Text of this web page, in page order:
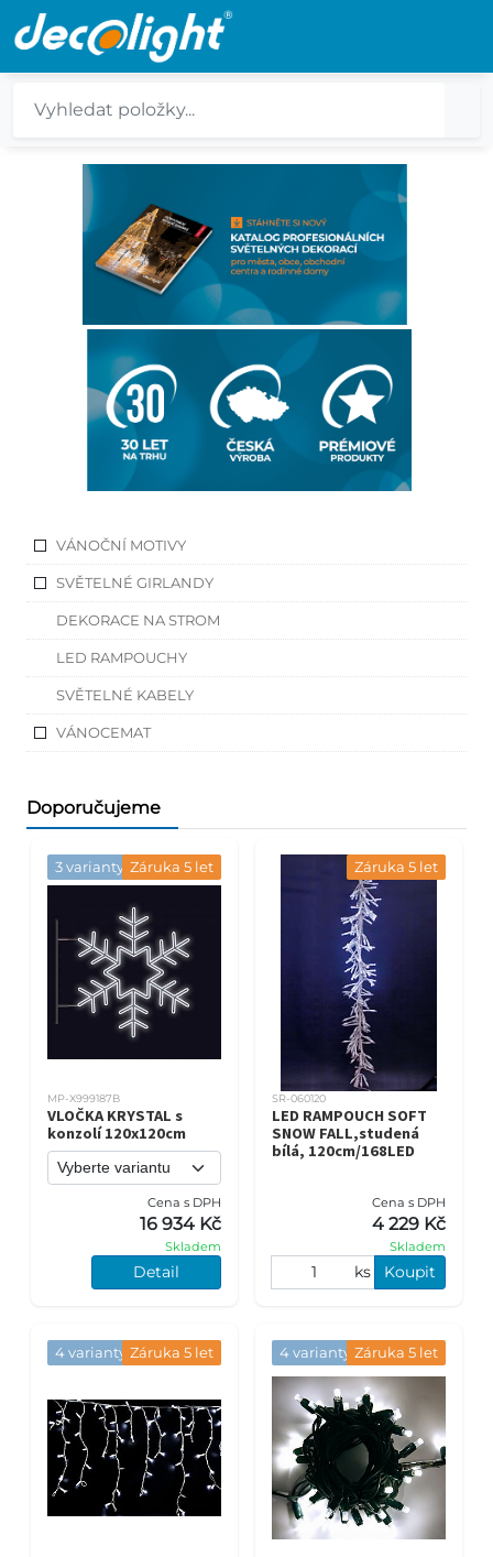
VÁNOČNÍ MOTIVY
SVĚTELNÉ GIRLANDY
DEKORACE NA STROM
LED RAMPOUCHY
SVĚTELNÉ KABELY
VÁNOCEMAT
Doporučujeme
3 varianty Záruka 5 let
MP-X999187B
VLOČKA KRYSTAL s
konzolí 120x120cm
Cena s DPH
16 934 Kč
Skladem
Detail
Záruka 5 let
SR-060120
LED RAMPOUCH SOFT
SNOW FALL,studená
bílá, 120cm/168LED
Cena s DPH
4 229 Kč
Skladem
ks Koupit
4 varianty Záruka 5 let 4 varianty Záruka 5 let